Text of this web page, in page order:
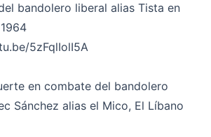
bandolero liberal alias Tista en
5zFqlIolI5A
en combate del bandolero
Sánchez alias el Mico, El Líbano